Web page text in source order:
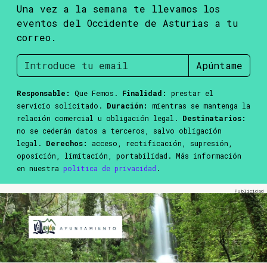
Una vez a la semana te llevamos los
eventos del Occidente de Asturias a tu
correo.
Apúntame
Responsable: Que Femos. Finalidad:
prestar el
servicio solicitado. Duración:
mientras se mantenga la
relación comercial u obligación legal. Destinatarios:
no se cederán datos a terceros, salvo obligación
legal. Derechos:
acceso, rectificación, supresión,
oposición, limitación, portabilidad. Más información
en nuestra política de privacidad .